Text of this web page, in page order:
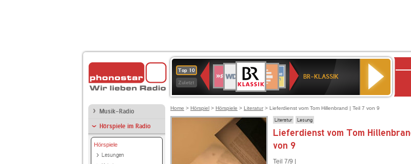
Top 10
Zuletzt
Deutschlandfunk
80er
90er
OLDIE
ANTENNE
4
BR-
KLASSIK
Deutschlandfunk
Kultur
ANTENNE
BAYERN
SWR
Kultur
NDR
2
BR-KLASSIK
Musik-Radio
Hörspiele im Radio
Hörspiele
Lesungen
Home > Hörspiel > Hörspiele > Literatur > Lieferdienst vom Tom Hillenbrand | Teil 7 von 9
Literatur Lesung
Lieferdienst vom Tom
von 9
Teil 7/9 |